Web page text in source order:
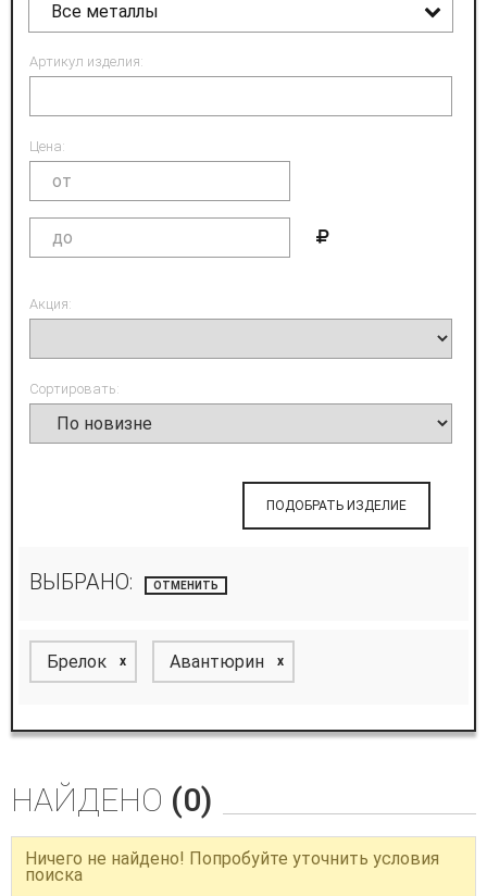
Все металлы
Артикул изделия:
Цена:
Акция:
Сортировать:
ПОДОБРАТЬ ИЗДЕЛИЕ
ВЫБРАНО: ОТМЕНИТЬ
Брелок x Авантюрин x
НАЙДЕНО (0)
Ничего не найдено! Попробуйте уточнить условия
поиска